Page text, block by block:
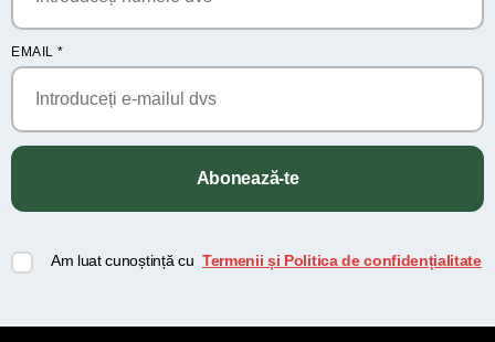
EMAIL *
Abonează-te
Am luat cunoștință cu Termenii și Politica de confidențialitate